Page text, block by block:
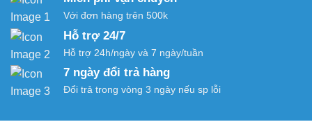
Với đơn hàng trên 500k
Hỗ trợ 24/7
Hỗ trợ 24h/ngày và 7 ngày/tuần
7 ngày đổi trả hàng
Đổi trả trong vòng 3 ngày nếu sp lỗi